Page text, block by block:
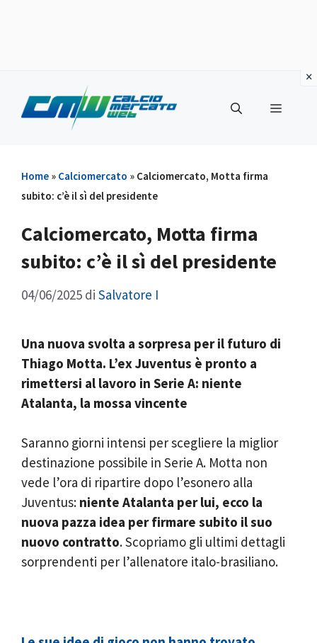
contenuto
Menu
Home » Calciomercato » Calciomercato, Motta firma
subito: c’è il sì del presidente
Calciomercato, Motta firma
subito: c’è il sì del presidente
04/06/2025 di Salvatore I
Una nuova svolta a sorpresa per il futuro di
Thiago Motta. L’ex Juventus è pronto a
rimettersi al lavoro in Serie A: niente
Atalanta, la mossa vincente
Saranno giorni intensi per scegliere la miglior
destinazione possibile in Serie A. Motta non
vede l’ora di ripartire dopo l’esonero alla
Juventus: niente Atalanta per lui, ecco la
nuova pazza idea per firmare subito il suo
nuovo contratto. Scopriamo gli ultimi dettagli
sorprendenti per l’allenatore italo-brasiliano.